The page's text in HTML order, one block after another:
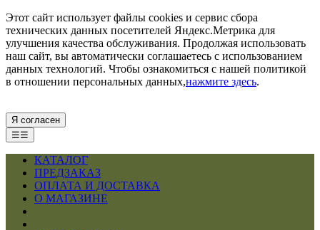
Этот сайт использует файлы cookies и сервис сбора
технических данных посетителей Яндекс.Метрика для
улучшения качества обслуживания. Продолжая использовать
наш сайт, вы автоматически соглашаетесь с использованием
данных технологий. Чтобы ознакомиться с нашей политикой
в отношении персональных данных,нажмите здесь.
Я согласен
☰☰
КАТАЛОГ
ПРЕДЗАКАЗ
ОПЛАТА И ДОСТАВКА
О МАГАЗИНЕ